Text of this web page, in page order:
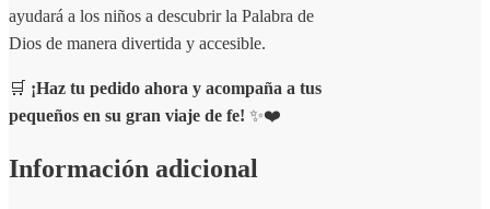
ayudará a los niños a descubrir la Palabra de
Dios de manera divertida y accesible.
🛒 ¡Haz tu pedido ahora y acompaña a tus
pequeños en su gran viaje de fe! ✨❤️
Información adicional